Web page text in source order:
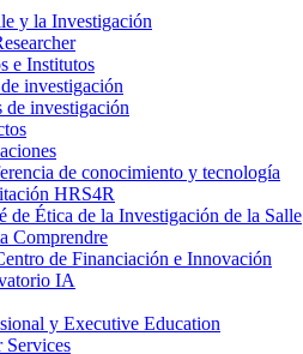
y la Investigación
e Institutos
investigación
de investigación
de conocimiento y tecnología
HRS4R
de Ética de la Investigación de la Salle
Comprendre
de Financiación e Innovación
IA
y Executive Education
Services